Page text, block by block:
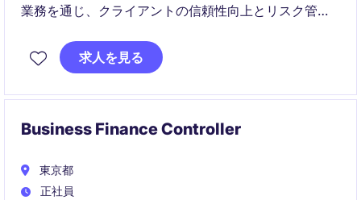
業務を通じ、クライアントの信頼性向上とリスク管理
査〜認証判断まで一貫して関わりながらキャリアを発
展できます。
求人を見る
Business Finance Controller
東京都
正社員